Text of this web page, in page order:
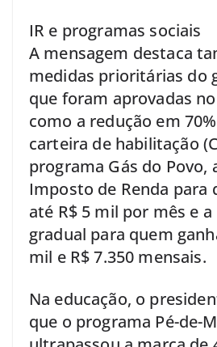
IR e programas sociais
A mensagem destaca
medidas prioritárias do
que foram aprovadas
como a redução em
carteira de habilitação
programa Gás do Povo,
Imposto de Renda para
até R$ 5 mil por mês e
gradual para quem
mil e R$ 7.350 mensais.
Na educação, o
que o programa Pé-de-